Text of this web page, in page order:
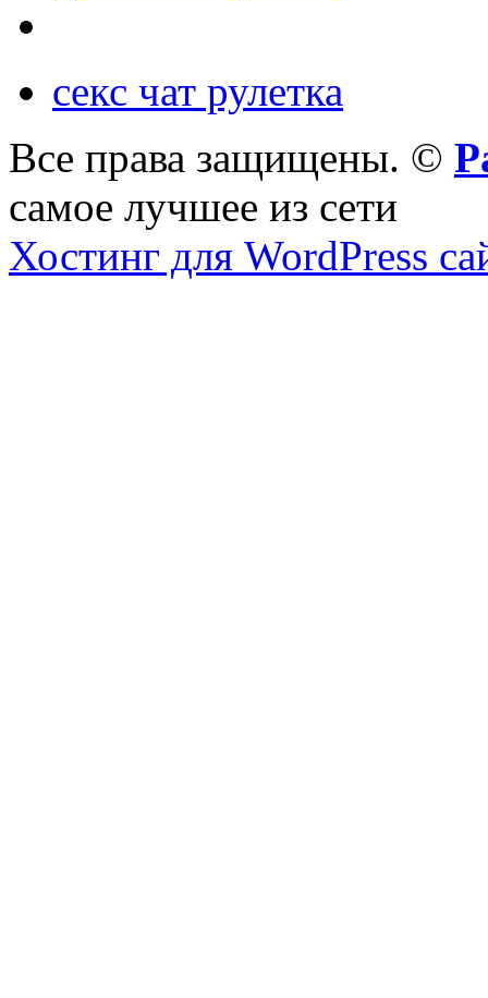
секс чат рулетка
Все права защищены. ©
самое лучшее из сети
Хостинг для WordPress